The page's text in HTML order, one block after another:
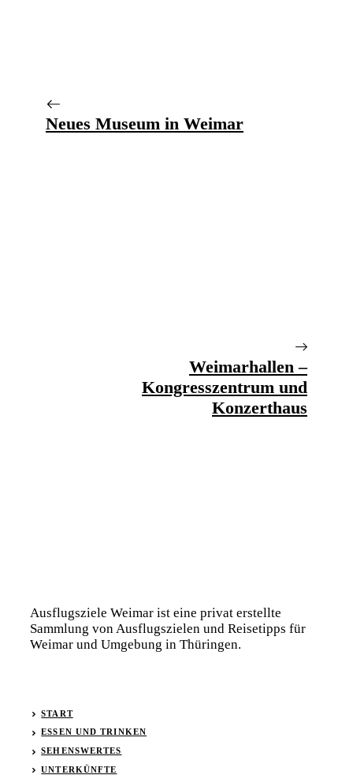
Neues Museum in Weimar
Weimarhallen –
Kongresszentrum und
Konzerthaus
Ausflugsziele Weimar ist eine privat erstellte
Sammlung von Ausflugszielen und Reisetipps für
Weimar und Umgebung in Thüringen.
START
ESSEN UND TRINKEN
SEHENSWERTES
UNTERKÜNFTE